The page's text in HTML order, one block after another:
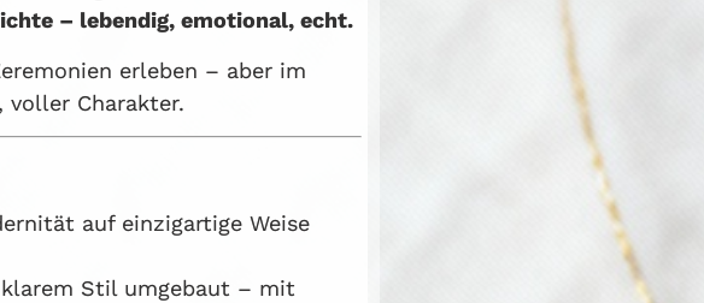
– lebendig, emotional, echt.
erleben – aber im
voller Charakter.
auf einzigartige Weise
Stil umgebaut – mit